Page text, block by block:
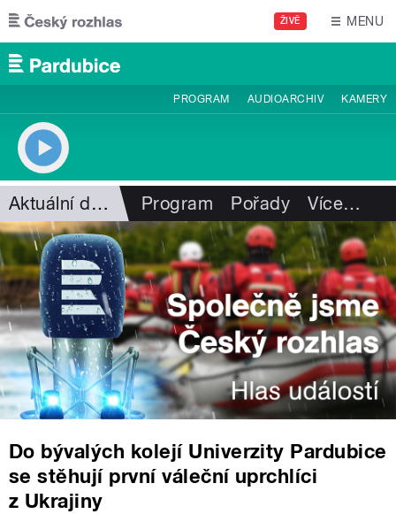
Přejít k hlavnímu obsahu
ŽIVĚ MENU
PROGRAM AUDIOARCHIV KAMERY
Aktuální dění Program Pořady Více…
Do bývalých kolejí Univerzity Pardubice
se stěhují první váleční uprchlíci
z Ukrajiny